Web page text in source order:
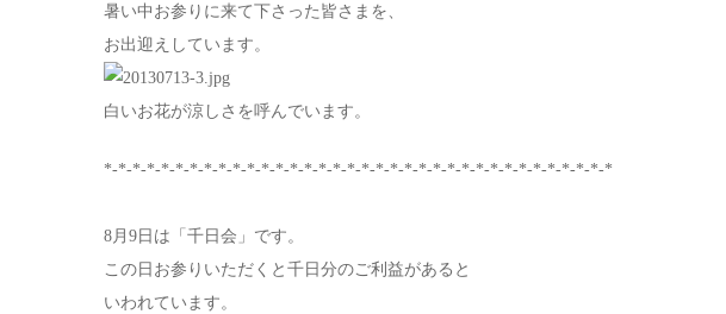
暑い中お参りに来て下さった皆さまを、
お出迎えしています。
白いお花が涼しさを呼んでいます。
*-*-*-*-*-*-*-*-*-*-*-*-*-*-*-*-*-*-*-*-*-*-*-*-*-*-*-*-*-*-*-*-*-*-*-*
8月9日は「千日会」です。
この日お参りいただくと千日分のご利益があると
いわれています。